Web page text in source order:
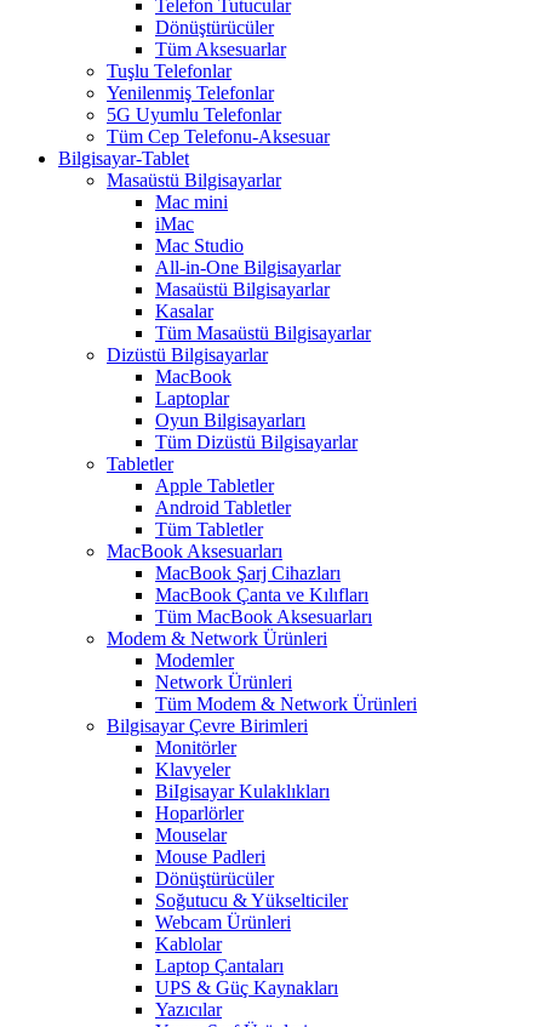
Telefon Tutucular
Dönüştürücüler
Tüm Aksesuarlar
Tuşlu Telefonlar
Yenilenmiş Telefonlar
5G Uyumlu Telefonlar
Tüm Cep Telefonu-Aksesuar
Bilgisayar-Tablet
Masaüstü Bilgisayarlar
Mac mini
iMac
Mac Studio
All-in-One Bilgisayarlar
Masaüstü Bilgisayarlar
Kasalar
Tüm Masaüstü Bilgisayarlar
Dizüstü Bilgisayarlar
MacBook
Laptoplar
Oyun Bilgisayarları
Tüm Dizüstü Bilgisayarlar
Tabletler
Apple Tabletler
Android Tabletler
Tüm Tabletler
MacBook Aksesuarları
MacBook Şarj Cihazları
MacBook Çanta ve Kılıfları
Tüm MacBook Aksesuarları
Modem & Network Ürünleri
Modemler
Network Ürünleri
Tüm Modem & Network Ürünleri
Bilgisayar Çevre Birimleri
Monitörler
Klavyeler
BiIgisayar Kulaklıkları
Hoparlörler
Mouselar
Mouse Padleri
Dönüştürücüler
Soğutucu & Yükselticiler
Webcam Ürünleri
Kablolar
Laptop Çantaları
UPS & Güç Kaynakları
Yazıcılar